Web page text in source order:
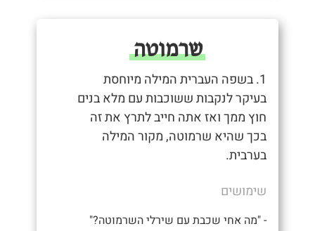
שרמוטה
1. בשפה העברית המילה מיוחסת
בעיקר לנקבות ששוכבות עם מלא בנים
חוץ ממך ואז אתה חייב לתרץ את זה
בכך שהיא שרמוטה, מקור המילה
בערבית.
שימושים
- "מה אחי שכבת עם שירלי השרמוטה?"